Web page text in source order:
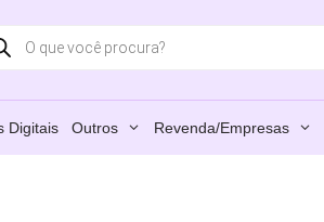
Digitais Outros Revenda/Empresas